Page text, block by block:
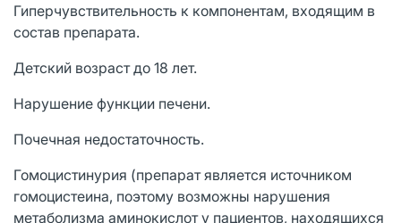
Гиперчувствительность к компонентам, входящим в
состав препарата.
Детский возраст до 18 лет.
Нарушение функции печени.
Почечная недостаточность.
Гомоцистинурия (препарат является источником
гомоцистеина, поэтому возможны нарушения
метаболизма аминокислот у пациентов, находящихся